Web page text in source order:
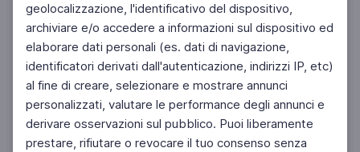
geolocalizzazione, l'identificativo del dispositivo,
archiviare e/o accedere a informazioni sul dispositivo ed
elaborare dati personali (es. dati di navigazione,
identificatori derivati dall'autenticazione, indirizzi IP, etc)
al fine di creare, selezionare e mostrare annunci
personalizzati, valutare le performance degli annunci e
derivare osservazioni sul pubblico. Puoi liberamente
prestare, rifiutare o revocare il tuo consenso senza